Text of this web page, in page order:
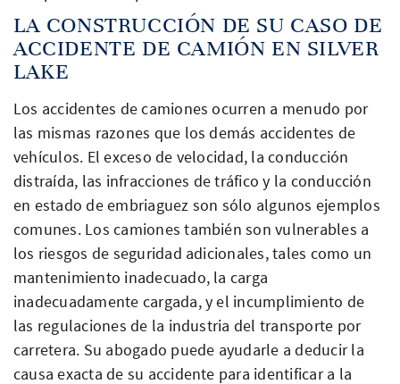
LA CONSTRUCCIÓN DE SU CASO DE
ACCIDENTE DE CAMIÓN EN SILVER
LAKE
Los accidentes de camiones ocurren a menudo por
las mismas razones que los demás accidentes de
vehículos. El exceso de velocidad, la conducción
distraída, las infracciones de tráfico y la conducción
en estado de embriaguez son sólo algunos ejemplos
comunes. Los camiones también son vulnerables a
los riesgos de seguridad adicionales, tales como un
mantenimiento inadecuado, la carga
inadecuadamente cargada, y el incumplimiento de
las regulaciones de la industria del transporte por
carretera. Su abogado puede ayudarle a deducir la
causa exacta de su accidente para identificar a la